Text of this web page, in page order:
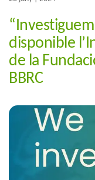
disponible
de la
BBRC